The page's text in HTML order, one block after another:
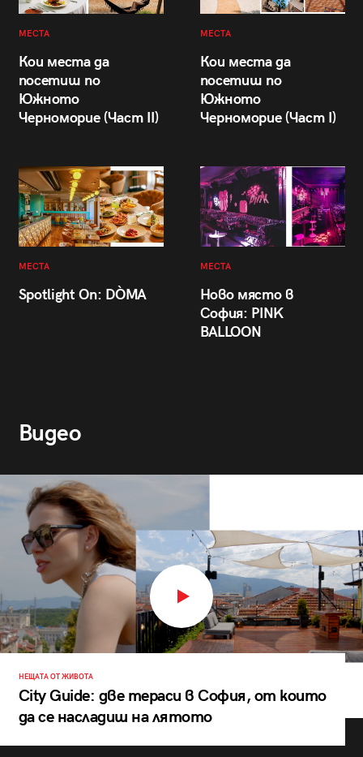
МЕСТА
Кои места да
посетиш по
Южното
Черноморие (Част II)
МЕСТА
Кои места да
посетиш по
Южното
Черноморие (Част I)
МЕСТА
Spotlight On: DÒMA
МЕСТА
Ново място в
София: PINK
BALLOON
Видео
НЕЩАТА ОТ ЖИВОТА
City Guide: две тераси в София, от които
да се насладиш на лятото